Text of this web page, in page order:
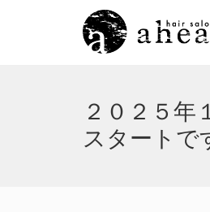
２０２５
スタートで